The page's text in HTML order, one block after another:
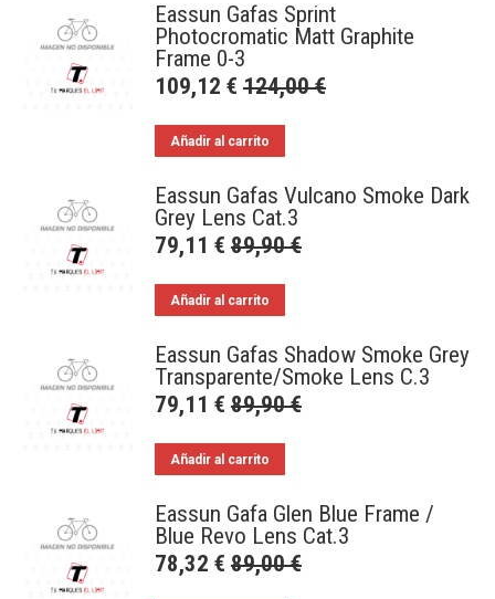
Eassun Gafas Sprint
Photocromatic Matt Graphite
Frame 0-3
109,12 € 124,00€
Añadir al carrito
Eassun Gafas Vulcano Smoke Dark
Grey Lens Cat.3
79,11 € 89,90€
Añadir al carrito
Eassun Gafas Shadow Smoke Grey
Transparente/Smoke Lens C.3
79,11 € 89,90€
Añadir al carrito
Eassun Gafa Glen Blue Frame /
Blue Revo Lens Cat.3
78,32 € 89,00€